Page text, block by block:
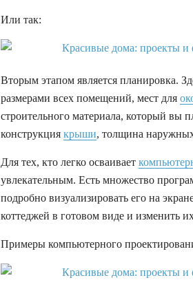
Или так:
Вторым этапом является планировка.
размерами всех помещений, мест для
строительного материала, который вы
конструкция крыши, толщина
Для тех, кто легко осваивает
увлекательным. Есть множество
подробно визуализировать его на
коттеджей в готовом виде и изменить
Примеры компьютерного